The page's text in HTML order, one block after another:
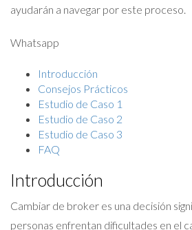
ayudarán a navegar por este proceso.
Whatsapp
Introducción
Consejos Prácticos
Estudio de Caso 1
Estudio de Caso 2
Estudio de Caso 3
FAQ
Introducción
Cambiar de broker es una decisión
personas enfrentan dificultades en el